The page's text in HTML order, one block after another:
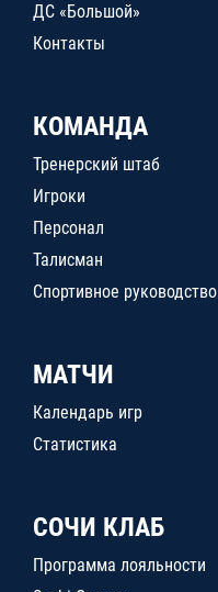
ДС «Большой»
Контакты
КОМАНДА
Тренерский штаб
Игроки
Персонал
Талисман
Спортивное руководство
МАТЧИ
Календарь игр
Статистика
СОЧИ КЛАБ
Программа лояльности